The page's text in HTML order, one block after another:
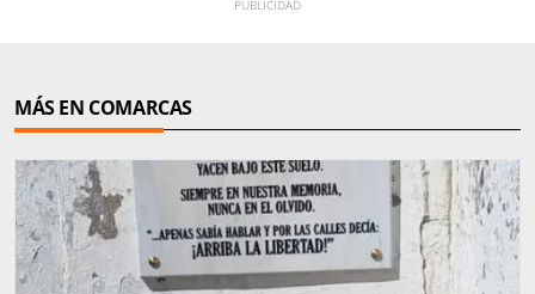
MÁS EN COMARCAS